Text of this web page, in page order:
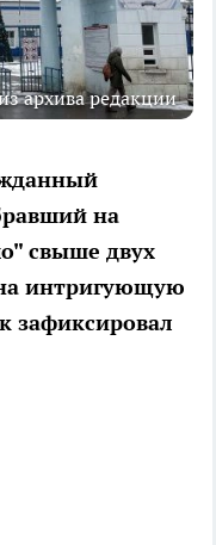
архива редакции
на
свыше двух
интригующую
зафиксировал